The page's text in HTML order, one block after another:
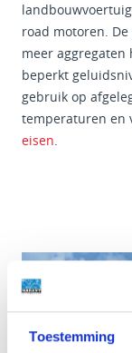
Toestemming
road motoren.
meer
beperkt
gebruik op
temperaturen en
eisen.